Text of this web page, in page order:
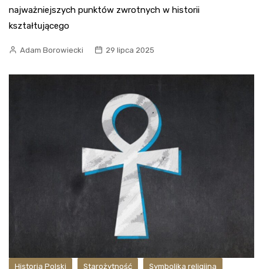
najważniejszych punktów zwrotnych w historii
kształtującego
Adam Borowiecki 29 lipca 2025
Historia Polski Starożytność Symbolika religijna